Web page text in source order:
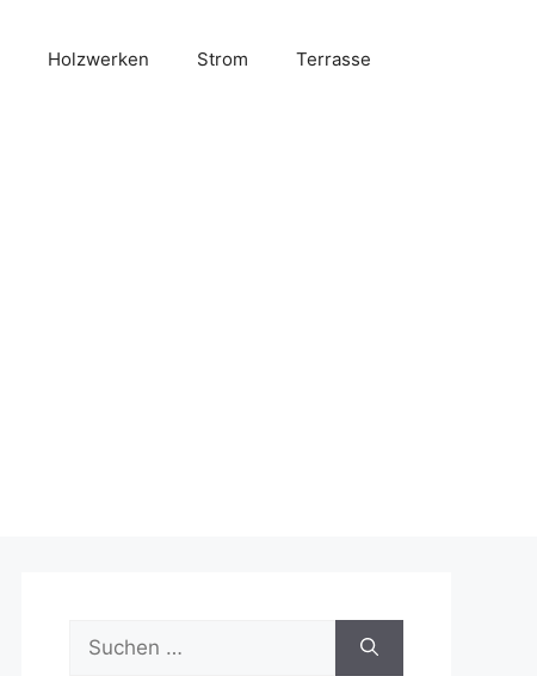
Holzwerken Strom Terrasse
Suche
nach: